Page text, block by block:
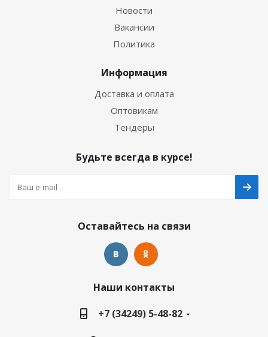
Новости
Вакансии
Политика
Информация
Доставка и оплата
Оптовикам
Тендеры
Будьте всегда в курсе!
Оставайтесь на связи
Наши контакты
+7 (34249) 5-48-82